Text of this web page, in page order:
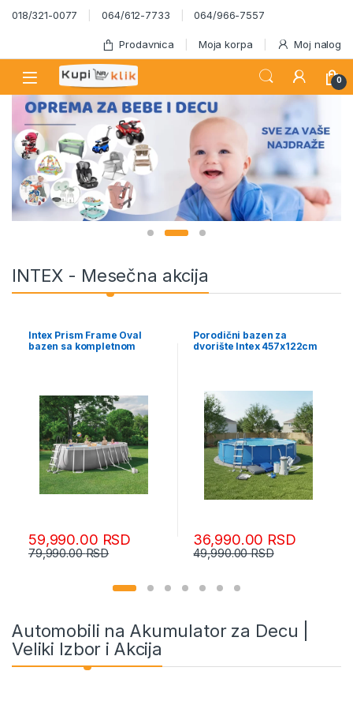
Skip to navigation
Skip to content
018/321-0077 064/612-7733 064/966-7557
Prodavnica Moja korpa Moj nalog
0
INTEX - Mesečna akcija
Intex Prism Frame Oval
bazen sa kompletnom
59,990.00 RSD
79,990.00RSD
Porodični bazen za
dvorište Intex 457x122cm
36,990.00 RSD
49,990.00RSD
Automobili na Akumulator za Decu |
Veliki Izbor i Akcija